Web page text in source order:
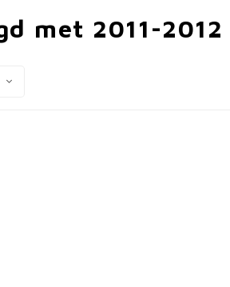
met 2011-2012